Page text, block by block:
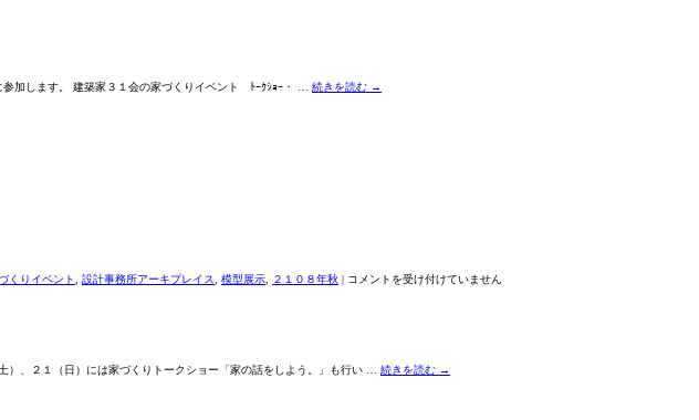
加します。 建築家３１会の家づくりイベント ﾄｰｸｼｮｰ・ … 続きを読む →
くりイベント 設計事務所アーキプレイス 模型展示 ２１０８年秋 | 建
家
コメントを受け付けていません
）、２１（日）には家づくりトークショー「家の話をしよう。」も行い … 続きを読む →